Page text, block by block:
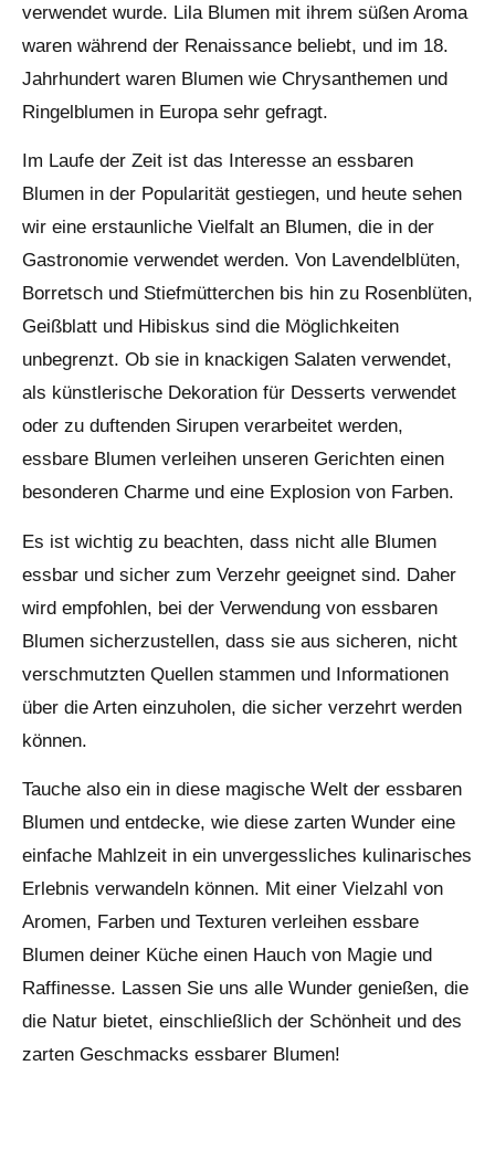
verwendet wurde. Lila Blumen mit ihrem süßen Aroma
waren während der Renaissance beliebt, und im 18.
Jahrhundert waren Blumen wie Chrysanthemen und
Ringelblumen in Europa sehr gefragt.
Im Laufe der Zeit ist das Interesse an essbaren
Blumen in der Popularität gestiegen, und heute sehen
wir eine erstaunliche Vielfalt an Blumen, die in der
Gastronomie verwendet werden. Von Lavendelblüten,
Borretsch und Stiefmütterchen bis hin zu Rosenblüten,
Geißblatt und Hibiskus sind die Möglichkeiten
unbegrenzt. Ob sie in knackigen Salaten verwendet,
als künstlerische Dekoration für Desserts verwendet
oder zu duftenden Sirupen verarbeitet werden,
essbare Blumen verleihen unseren Gerichten einen
besonderen Charme und eine Explosion von Farben.
Es ist wichtig zu beachten, dass nicht alle Blumen
essbar und sicher zum Verzehr geeignet sind. Daher
wird empfohlen, bei der Verwendung von essbaren
Blumen sicherzustellen, dass sie aus sicheren, nicht
verschmutzten Quellen stammen und Informationen
über die Arten einzuholen, die sicher verzehrt werden
können.
Tauche also ein in diese magische Welt der essbaren
Blumen und entdecke, wie diese zarten Wunder eine
einfache Mahlzeit in ein unvergessliches kulinarisches
Erlebnis verwandeln können. Mit einer Vielzahl von
Aromen, Farben und Texturen verleihen essbare
Blumen deiner Küche einen Hauch von Magie und
Raffinesse. Lassen Sie uns alle Wunder genießen, die
die Natur bietet, einschließlich der Schönheit und des
zarten Geschmacks essbarer Blumen!